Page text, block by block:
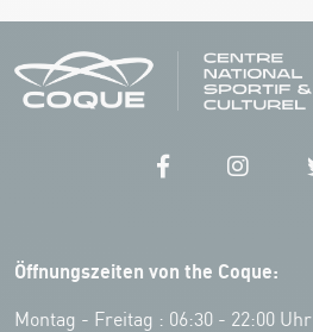
Öffnungszeiten von the Coque:
Montag - Freitag : 06:30 - 22:00 Uhr